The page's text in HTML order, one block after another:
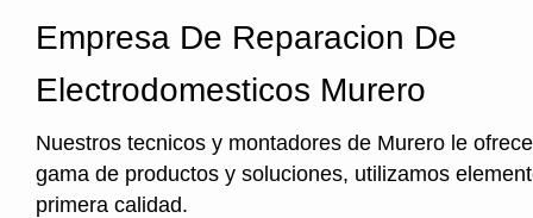
Empresa De Reparacion De
Electrodomesticos Murero
Nuestros tecnicos y montadores de Murero le
gama de productos y soluciones, utilizamos
primera calidad.